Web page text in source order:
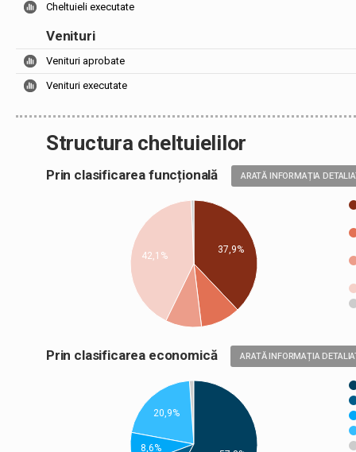
Cheltuieli executate
Venituri
Venituri aprobate
Venituri executate
Structura cheltuielilor
Prin clasificarea funcțională ARATĂ INFORMAȚIA
37,9%
42,1%
Prin clasificarea economică ARATĂ INFORMAȚIA
20,9%
8,6%